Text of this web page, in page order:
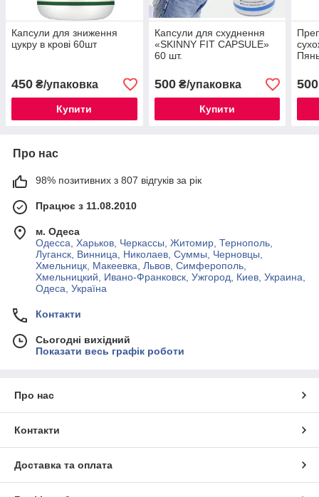
Капсули для зниження
цукру в крові 60шт
450 ₴/упаковка
Купити
Капсули для схуднення
«SKINNY FIT CAPSULE»
60 шт.
500₴/упаковка
Купити
500
Про нас
98% позитивних з 807 відгуків за рік
Працює з 11.08.2010
м. Одеса
Одесса, Харьков, Черкассы, Житомир, Тернополь,
Луганск, Винница, Николаев, Суммы, Черновцы,
Хмельницк, Макеевка, Львов, Симферополь,
Хмельницкий, Ивано-Франковск, Ужгород, Киев, Украина,
Одеса, Україна
Контакти
Сьогодні вихідний
Показати весь графік роботи
Про нас
Контакти
Доставка та оплата